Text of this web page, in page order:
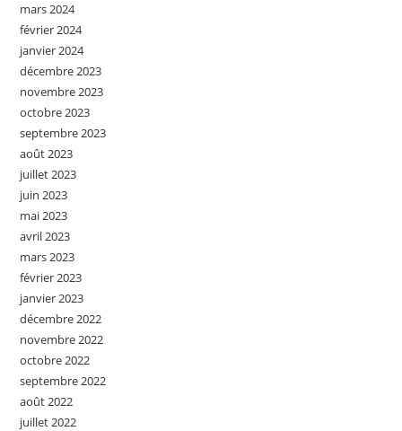
mars 2024
février 2024
janvier 2024
décembre 2023
novembre 2023
octobre 2023
septembre 2023
août 2023
juillet 2023
juin 2023
mai 2023
avril 2023
mars 2023
février 2023
janvier 2023
décembre 2022
novembre 2022
octobre 2022
septembre 2022
août 2022
juillet 2022